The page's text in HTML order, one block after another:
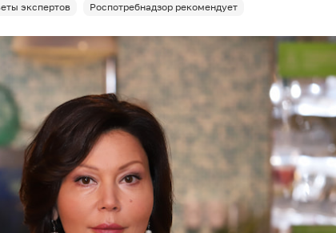
экспертов Роспотребнадзор рекомендует